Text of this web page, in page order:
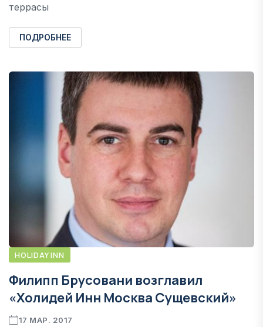
террасы
ПОДРОБНЕЕ
HOLIDAY INN
Филипп Брусовани возглавил
«Холидей Инн Москва Сущевский»
17 МАР. 2017